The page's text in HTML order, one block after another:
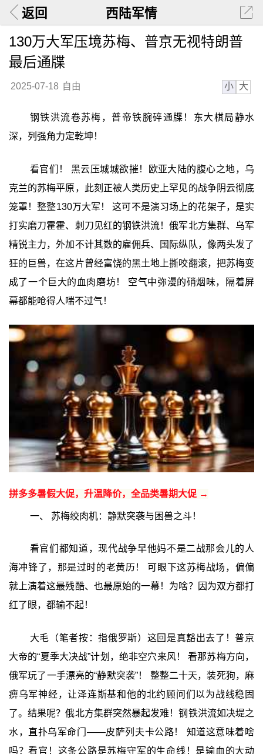
返回 西陆军情
130万大军压境苏梅、普京无视特朗普
最后通牒
2025-07-18 自由 小 大
钢铁洪流卷苏梅，普帝铁腕碎通牒！东大棋局静水
深，列强角力定乾坤！
看官们！ 黑云压城城欲摧！欧亚大陆的腹心之地，乌
克兰的苏梅平原，此刻正被人类历史上罕见的战争阴云彻底
笼罩！整整130万大军！ 这可不是演习场上的花架子，是实
打实磨刀霍霍、刺刀见红的钢铁洪流！俄军北方集群、乌军
精锐主力，外加不计其数的雇佣兵、国际纵队，像两头发了
狂的巨兽，在这片曾经富饶的黑土地上撕咬翻滚，把苏梅变
成了一个巨大的血肉磨坊！ 空气中弥漫的硝烟味，隔着屏
幕都能呛得人喘不过气！
拼多多暑假大促，升温降价，全品类暑期大促 →
一、 苏梅绞肉机：静默突袭与困兽之斗！
看官们都知道，现代战争早他妈不是二战那会儿的人
海冲锋了，那是过时的老黄历！ 可眼下这苏梅战场，偏偏
就上演着这最残酷、也最原始的一幕！为啥？因为双方都打
红了眼，都输不起！
大毛（笔者按：指俄罗斯）这回是真豁出去了！普京
大帝的“夏季大决战”计划，绝非空穴来风！ 看那苏梅方向，
俄军玩了一手漂亮的“静默突袭”！ 整整二十天，装死狗，麻
痹乌军神经，让泽连斯基和他的北约顾问们以为战线稳固
了。结果呢？俄北方集群突然暴起发难！钢铁洪流如决堤之
水，直扑乌军命门——皮萨列夫卡公路！ 知道这意味着啥
吗？看官！这条公路是苏梅守军的生命线！是输血的大动